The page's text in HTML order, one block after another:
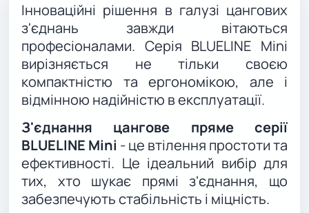
Інноваційні рішення в галузі цангових
з'єднань завжди вітаються
професіоналами. Серія BLUELINE Mini
вирізняється не тільки своєю
компактністю та ергономікою, але і
відмінною надійністю в експлуатації.
З'єднання цангове пряме серії
BLUELINE Mini - це втілення простоти та
ефективності. Це ідеальний вибір для
тих, хто шукає прямі з'єднання, що
забезпечують стабільність і міцність.